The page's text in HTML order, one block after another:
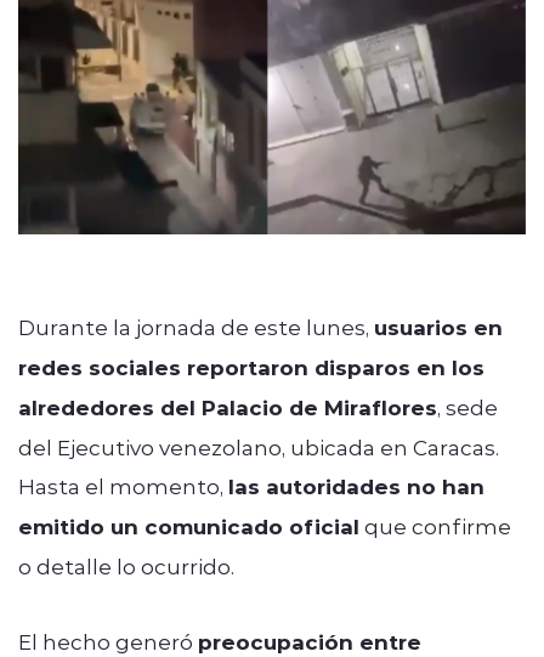
modo claro
Durante la jornada de este lunes, usuarios en
redes sociales reportaron disparos en los
alrededores del Palacio de Miraflores, sede
del Ejecutivo venezolano, ubicada en Caracas.
Hasta el momento, las autoridades no han
emitido un comunicado oficial que confirme
o detalle lo ocurrido.
El hecho generó preocupación entre